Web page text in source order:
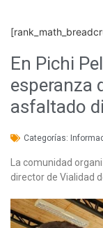
En Pichi
esperanza
asfaltado
Categorías:
La comunidad
director de Vialidad